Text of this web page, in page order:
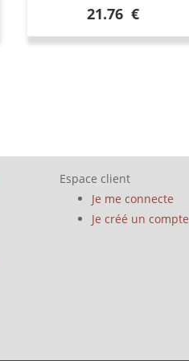
21.76 €
Espace client
Je me connecte
Je créé un compte